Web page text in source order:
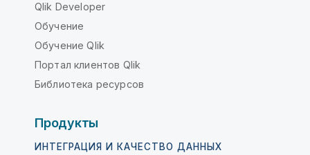
Qlik Developer
Обучение
Обучение Qlik
Портал клиентов Qlik
Библиотека ресурсов
Продукты
ИНТЕГРАЦИЯ И КАЧЕСТВО ДАННЫХ